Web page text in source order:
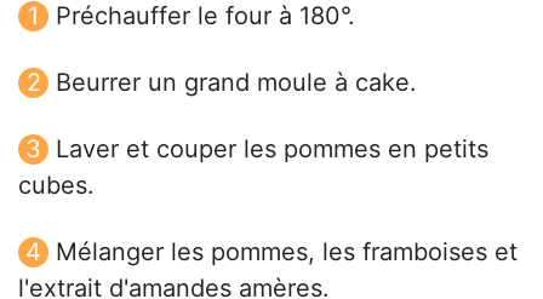
Préchauffer le four à 180°.
Beurrer un grand moule à cake.
Laver et couper les pommes en petits
cubes.
Mélanger les pommes, les framboises et
l'extrait d'amandes amères.